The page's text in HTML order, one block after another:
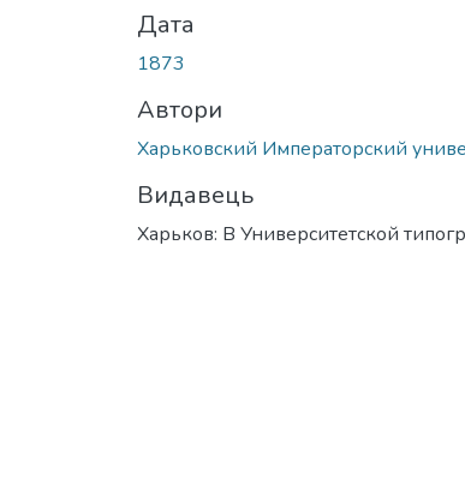
Дата
1873
Автори
Харьковский Императорский
Видавець
Харьков: В Университетской